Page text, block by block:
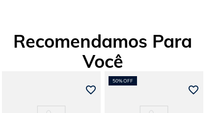
Recomendamos Para
Você
50%OFF